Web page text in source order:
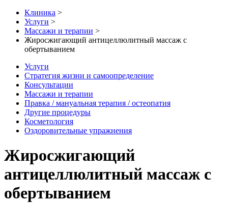
Клиника >
Услуги >
Массажи и терапии >
Жиросжигающий антицеллюлитный массаж с
обертыванием
Услуги
Стратегия жизни и самоопределение
Консультации
Массажи и терапии
Правка / мануальная терапия / остеопатия
Другие процедуры
Косметология
Оздоровительные упражнения
Жиросжигающий
антицеллюлитный массаж с
обертыванием